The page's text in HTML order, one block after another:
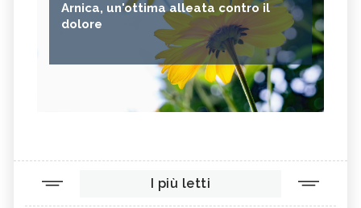
Arnica, un'ottima alleata contro il
dolore
I più letti